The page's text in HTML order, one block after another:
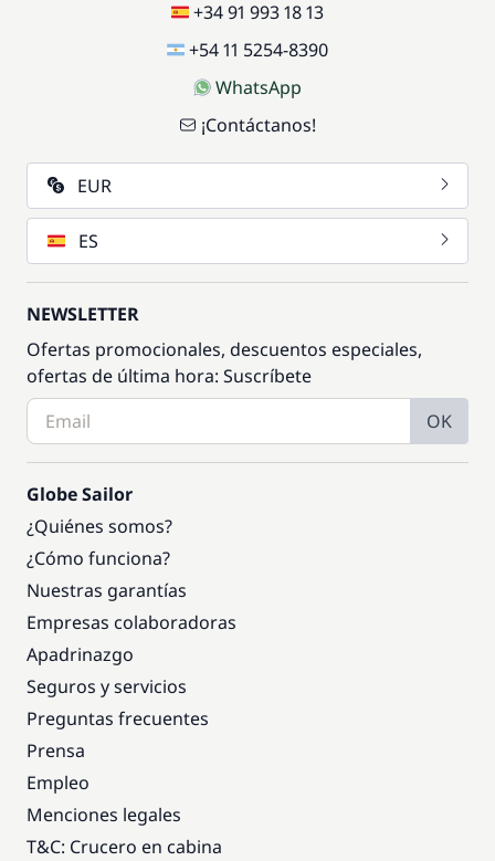
+34 91 993 18 13
+54 11 5254-8390
WhatsApp
¡Contáctanos!
EUR
ES
NEWSLETTER
Ofertas promocionales, descuentos especiales,
ofertas de última hora: Suscríbete
OK
Globe Sailor
¿Quiénes somos?
¿Cómo funciona?
Nuestras garantías
Empresas colaboradoras
Apadrinazgo
Seguros y servicios
Preguntas frecuentes
Prensa
Empleo
Menciones legales
T&C: Crucero en cabina